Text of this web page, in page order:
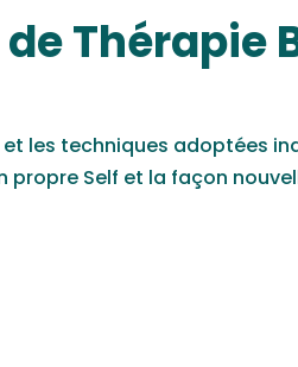
Thérapie
les techniques adoptées
Self et la façon